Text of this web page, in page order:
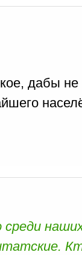
дабы не